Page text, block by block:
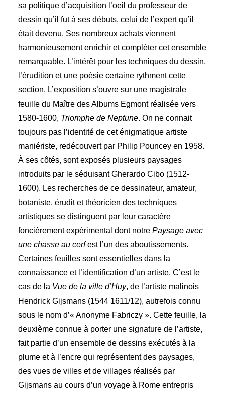
sa politique d’acquisition l’oeil du professeur de
dessin qu’il fut à ses débuts, celui de l’expert qu’il
était devenu. Ses nombreux achats viennent
harmonieusement enrichir et compléter cet ensemble
remarquable. L’intérêt pour les techniques du dessin,
l’érudition et une poésie certaine rythment cette
section. L’exposition s’ouvre sur une magistrale
feuille du Maître des Albums Egmont réalisée vers
1580-1600, Triomphe de Neptune. On ne connait
toujours pas l’identité de cet énigmatique artiste
maniériste, redécouvert par Philip Pouncey en 1958.
À ses côtés, sont exposés plusieurs paysages
introduits par le séduisant Gherardo Cibo (1512-
1600). Les recherches de ce dessinateur, amateur,
botaniste, érudit et théoricien des techniques
artistiques se distinguent par leur caractère
foncièrement expérimental dont notre Paysage avec
une chasse au cerfest l’un des aboutissements.
Certaines feuilles sont essentielles dans la
connaissance et l’identification d’un artiste. C’est le
cas de la Vue de la ville d’Huy, de l’artiste malinois
Hendrick Gijsmans (1544 1611/12), autrefois connu
sous le nom d’« Anonyme Fabriczy ». Cette feuille, la
deuxième connue à porter une signature de l’artiste,
fait partie d’un ensemble de dessins exécutés à la
plume et à l’encre qui représentent des paysages,
des vues de villes et de villages réalisés par
Gijsmans au cours d’un voyage à Rome entrepris